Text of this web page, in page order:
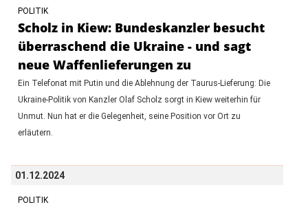
POLITIK
Scholz in Kiew: Bundeskanzler besucht
überraschend die Ukraine - und sagt
neue Waffenlieferungen zu
Ein Telefonat mit Putin und die Ablehnung der Taurus-Lieferung: Die
Ukraine-Politik von Kanzler Olaf Scholz sorgt in Kiew weiterhin für
Unmut. Nun hat er die Gelegenheit, seine Position vor Ort zu
erläutern.
01.12.2024
POLITIK